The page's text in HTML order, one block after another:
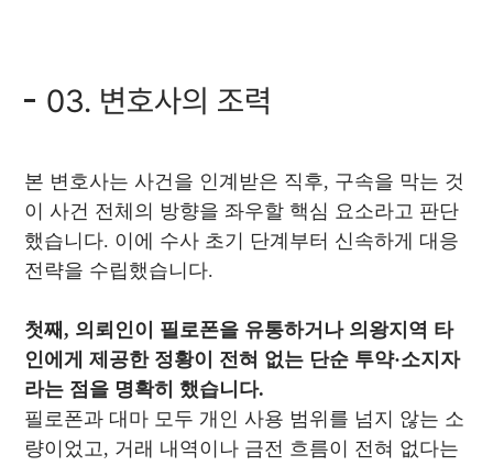
03. 변호사의 조력
본 변호사는 사건을 인계받은 직후, 구속을 막는 것
이 사건 전체의 방향을 좌우할 핵심 요소라고 판단
했습니다. 이에 수사 초기 단계부터 신속하게 대응
전략을 수립했습니다.
첫째, 의뢰인이 필로폰을 유통하거나 의왕지역 타
인에게 제공한 정황이 전혀 없는 단순 투약·소지자
라는 점을 명확히 했습니다.
필로폰과 대마 모두 개인 사용 범위를 넘지 않는 소
량이었고, 거래 내역이나 금전 흐름이 전혀 없다는